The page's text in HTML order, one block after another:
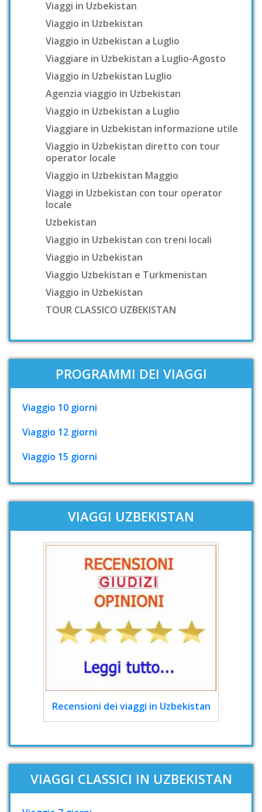
Viaggi in Uzbekistan
Viaggio in Uzbekistan
Viaggio in Uzbekistan a Luglio
Viaggiare in Uzbekistan a Luglio-Agosto
Viaggio in Uzbekistan Luglio
Agenzia viaggio in Uzbekistan
Viaggio in Uzbekistan a Luglio
Viaggiare in Uzbekistan informazione utile
Viaggio in Uzbekistan diretto con tour
operator locale
Viaggio in Uzbekistan Maggio
Viaggi in Uzbekistan con tour operator
locale
Uzbekistan
Viaggio in Uzbekistan con treni locali
Viaggio in Uzbekistan
Viaggio Uzbekistan e Turkmenistan
Viaggio in Uzbekistan
TOUR CLASSICO UZBEKISTAN
PROGRAMMI DEI VIAGGI
Viaggio 10 giorni
Viaggio 12 giorni
Viaggio 15 giorni
VIAGGI UZBEKISTAN
Recensioni dei viaggi in Uzbekistan
VIAGGI CLASSICI IN UZBEKISTAN